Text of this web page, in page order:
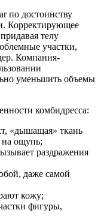
по достоинству
Корректирующее
телу
участки,
Компания-
уменьшить объемы
комбидресса:
«дышащая» ткань
на ощупь;
раздражения
даже самой
кожу;
фигуры,